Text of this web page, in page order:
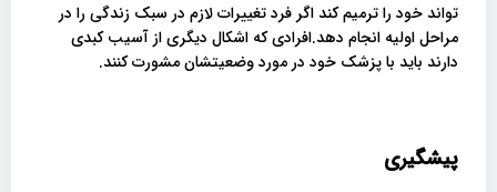
تواند خود را ترمیم کند اگر فرد تغییرات لازم در سبک زندگی را در
مراحل اولیه انجام دهد.افرادی که اشکال دیگری از آسیب کبدی
دارند باید با پزشک خود در مورد وضعیتشان مشورت کنند.
پیشگیری